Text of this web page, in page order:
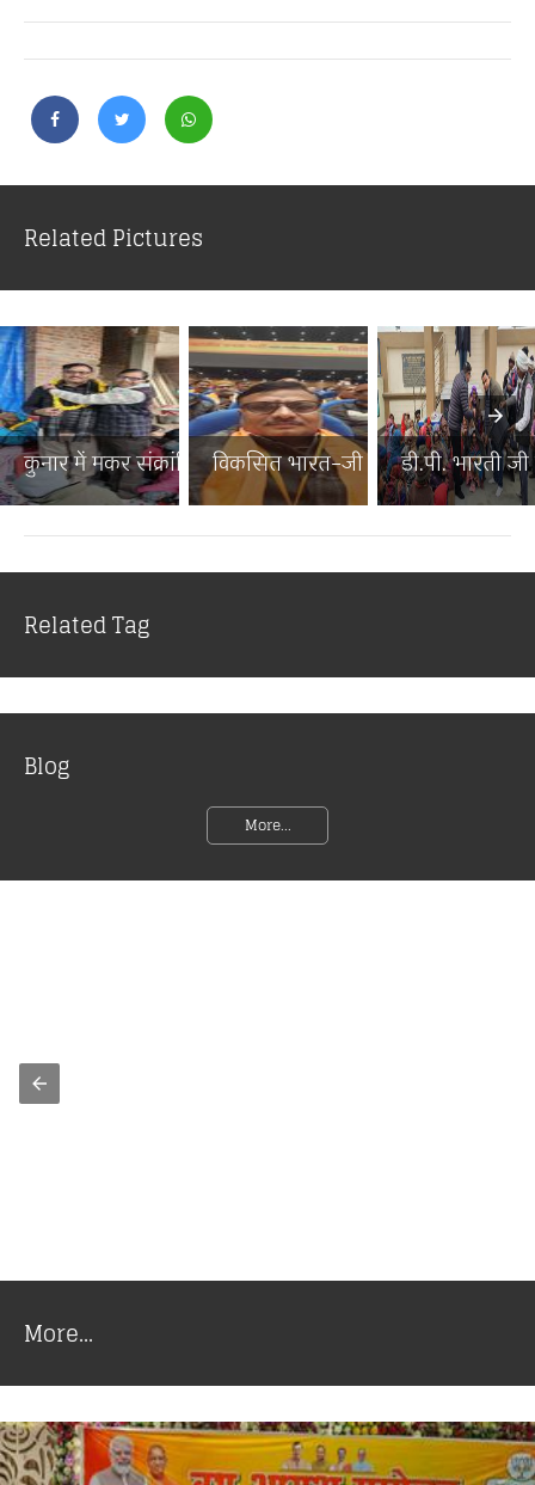
Related Pictures
कुनार में मकर संक्रांति पर...विकसित भारत–जी राम जी जनज...
डी.पी. भारती
Related Tag
Blog
More...
More...